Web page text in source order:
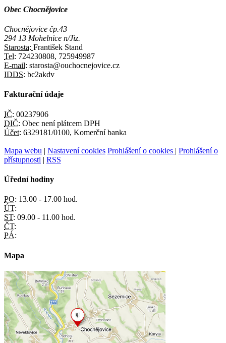
Obec Chocnějovice
Chocnějovice čp.43
294 13 Mohelnice n/Jiz.
Starosta: František Stand
Tel: 724230808, 725949987
E-mail: starosta@ouchocnejovice.cz
IDDS: bc2akdv
Fakturační údaje
IČ: 00237906
DIČ: Obec není plátcem DPH
Účet: 6329181/0100, Komerční banka
Mapa webu | Nastavení cookies Prohlášení o cookies | Prohlášení o
přístupnosti | RSS
Úřední hodiny
PO: 13.00 - 17.00 hod.
ÚT:
ST: 09.00 - 11.00 hod.
ČT:
PÁ:
Mapa